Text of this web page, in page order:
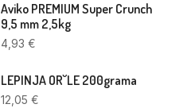
Aviko PREMIUM Super Crunch
9,5 mm 2,5kg
4,93 €
LEPINJA OR˘LE 200grama
12,05 €